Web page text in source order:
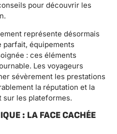
pour découvrir les
représente désormais
parfait, équipements
: ces éléments
Les voyageurs
sévèrement les prestations
la réputation et la
sur les plateformes.
: LA FACE CACHÉE